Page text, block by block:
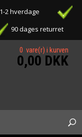
2 hverdage
90 dages returret
0 vare(r) i kurven
0,00 DKK